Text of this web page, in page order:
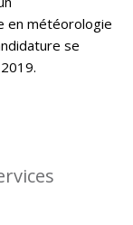
en météorologie
se